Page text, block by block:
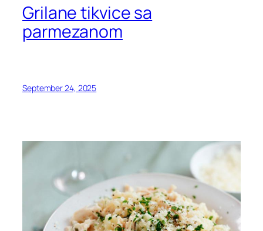
Grilane tikvice sa
parmezanom
September 24, 2025